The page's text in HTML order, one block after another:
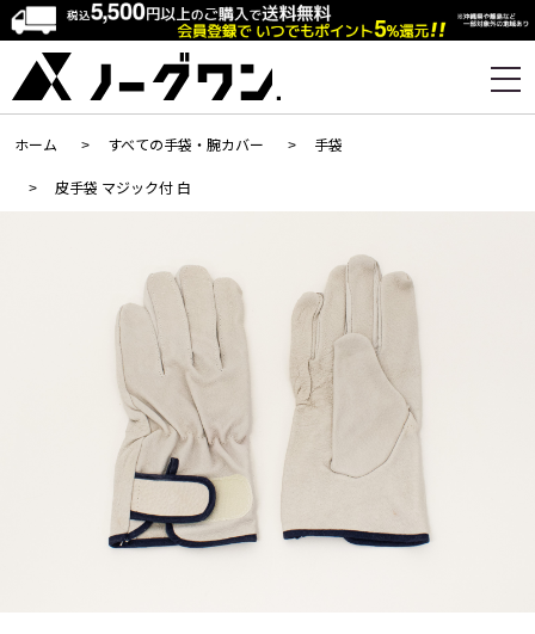
ホーム > すべての手袋・腕カバー > 手袋
> 皮手袋 マジック付 白